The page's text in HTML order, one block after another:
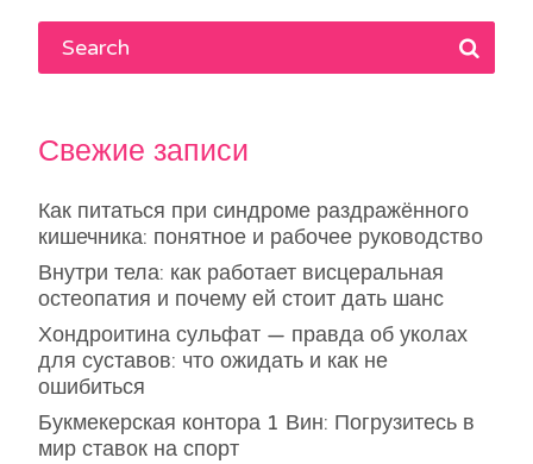
Свежие записи
Как питаться при синдроме раздражённого
кишечника: понятное и рабочее руководство
Внутри тела: как работает висцеральная
остеопатия и почему ей стоит дать шанс
Хондроитина сульфат — правда об уколах
для суставов: что ожидать и как не
ошибиться
Букмекерская контора 1 Вин: Погрузитесь в
мир ставок на спорт